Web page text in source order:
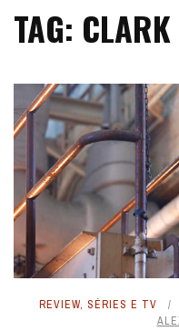
TAG: CLARK
REVIEW, SÉRIES E TV